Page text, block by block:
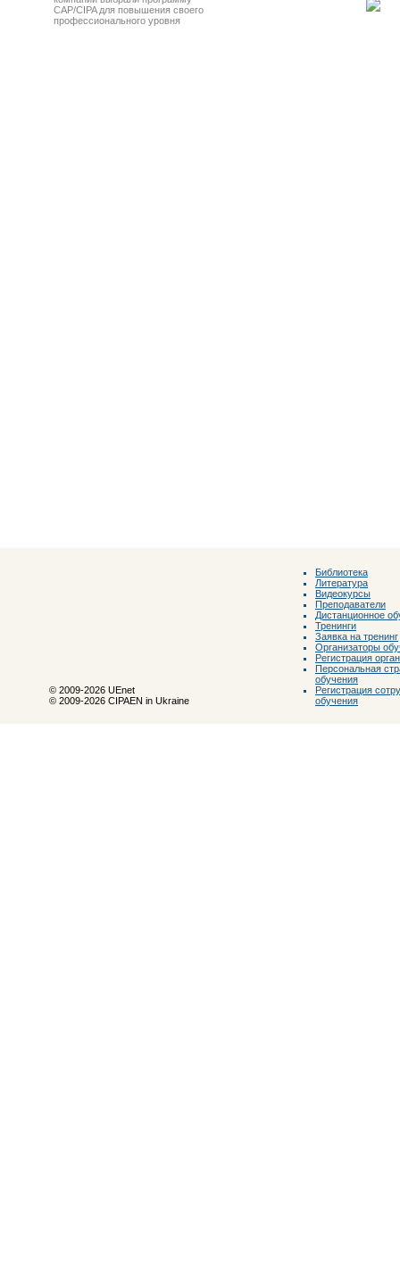
CAP/CIPA для повышения своего
профессионального уровня
© 2009-2026 UEnet
© 2009-2026 CIPAEN in Ukraine
Библиотека
Литература
Видеокурсы
Преподаватели
Дистанционное
Тренинги
Заявка на тренинг
Организаторы
Регистрация
Персональная
обучения
Регистрация
обучения